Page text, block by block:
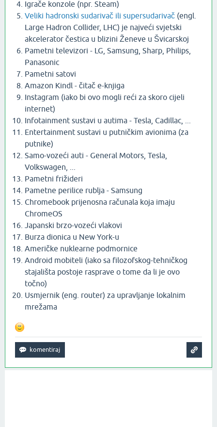
Igrače konzole (npr. Steam)
Veliki hadronski sudarivač ili supersudarivač (engl.
Large Hadron Collider, LHC) je najveći svjetski
akcelerator čestica u blizini Ženeve u Švicarskoj
Pametni televizori - LG, Samsung, Sharp, Philips,
Panasonic
Pametni satovi
Amazon Kindl - čitač e-knjiga
Instagram (iako bi ovo mogli reći za skoro cijeli
internet)
Infotainment sustavi u autima - Tesla, Cadillac, ...
Entertainment sustavi u putničkim avionima (za
putnike)
Samo-vozeći auti - General Motors, Tesla,
Volkswagen, ...
Pametni frižideri
Pametne perilice rublja - Samsung
Chromebook prijenosna računala koja imaju
ChromeOS
Japanski brzo-vozeći vlakovi
Burza dionica u New York-u
Američke nuklearne podmornice
Android mobiteli (iako sa filozofskog-tehničkog
stajališta postoje rasprave o tome da li je ovo
točno)
Usmjernik (eng. router) za upravljanje lokalnim
mrežama